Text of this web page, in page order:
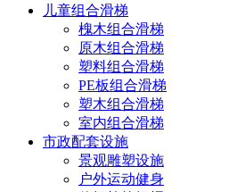
儿童组合滑梯
槐木组合滑梯
原木组合滑梯
塑料组合滑梯
PE板组合滑梯
塑木组合滑梯
室内组合滑梯
市政配套设施
景观雕塑设施
户外运动健身